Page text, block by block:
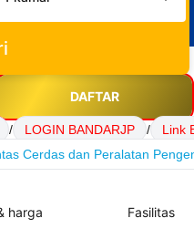
DAFTAR
/ LOGIN BANDARJP /
Link
Cerdas dan Peralatan
harga Fasilitas